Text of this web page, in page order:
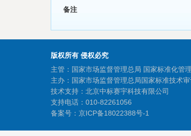
备注
版权所有 侵权必究
主管：国家市场监督管理总局 国家标准化管
主办：国家市场监督管理总局国家标准技术
技术支持：北京中标赛宇科技有限公司
支持电话：010-82261056
备案号： 京ICP备18022388号-1